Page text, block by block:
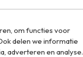
om functies voor
delen we informatie
adverteren en analyse.